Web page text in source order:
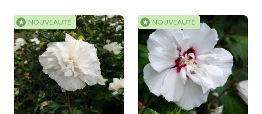
★ NOUVEAUTÉ ★ NOUVEAUTÉ